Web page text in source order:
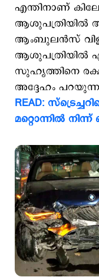
എന്തിനാണ്
ആശുപത്രിയില്‍
ആംബുലന്‍സ്
ആശുപത്രിയില്‍‌
സുഹൃത്തിനെ
അദ്ദേഹം
READ:
മറ്റൊന്നില്‍ നിന്ന്